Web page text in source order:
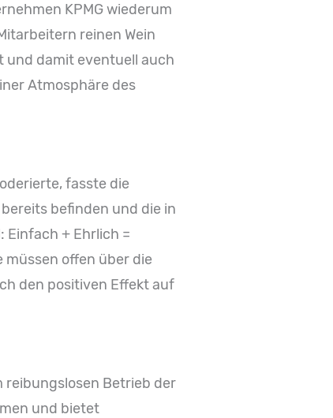
KPMG wiederum
reinen Wein
und damit eventuell auch
Atmosphäre des
fasste die
befinden und die in
+ Ehrlich =
offen über die
den positiven Effekt auf
reibungslosen Betrieb der
und bietet